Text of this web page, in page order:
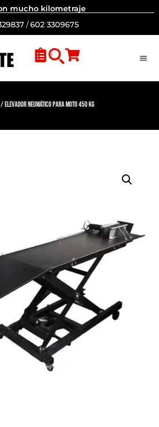
mucho kilometraje
/602 3309675
/ Elevador neumático para moto 450 Kg